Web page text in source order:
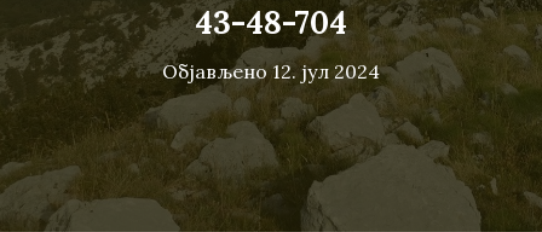
43-48-704
Објављено12. јул 2024